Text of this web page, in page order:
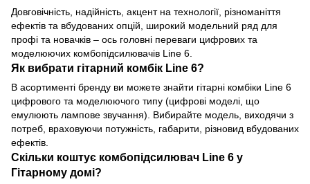
Довговічність, надійність, акцент на технології, різноманіття
ефектів та вбудованих опцій, широкий модельний ряд для
профі та новачків – ось головні переваги цифрових та
моделюючих комбопідсилювачів Line 6.
Як вибрати гітарний комбік Line 6?
В асортименті бренду ви можете знайти гітарні комбіки Line 6
цифрового та моделюючого типу (цифрові моделі, що
емулюють лампове звучання). Вибирайте модель, виходячи з
потреб, враховуючи потужність, габарити, різновид вбудованих
ефектів.
Скільки коштує комбопідсилювач Line 6 у
Гітарному домі?